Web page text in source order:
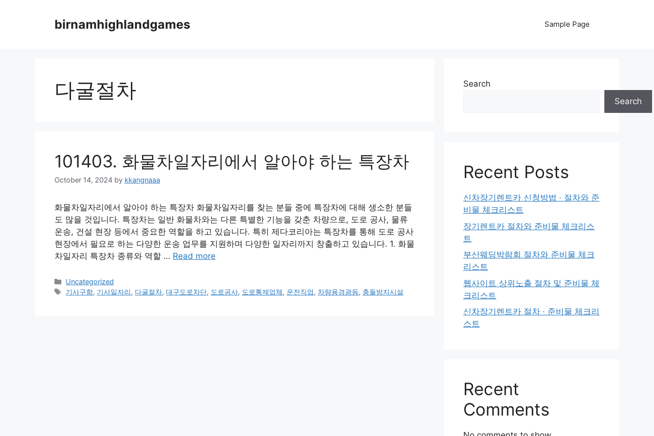
birnamhighlandgames Sample Page
다굴절차
101403. 화물차일자리에서 알아야 하는 특장차
October 14, 2024 by kkangnaaa
화물차일자리에서 알아야 하는 특장차 화물차일자리를 찾는 분들 중에 특장차에 대해 생소한 분들
도 많을 것입니다. 특장차는 일반 화물차와는 다른 특별한 기능을 갖춘 차량으로, 도로 공사, 물류
운송, 건설 현장 등에서 중요한 역할을 하고 있습니다. 특히 제다코리아는 특장차를 통해 도로 공사
현장에서 필요로 하는 다양한 운송 업무를 지원하며 다양한 일자리까지 창출하고 있습니다. 1. 화물
차일자리 특장차 종류와 역할 … Read more
Categories
Uncategorized
Tags
기사구함, 기사일자리, 다굴절차,대구도로차단, 도로공사, 도로통제업체, 운전직업, 차량용경광등, 충돌방지시설
Search
Search
Recent Posts
신차장기렌트카 신청방법 · 절차와 준
비물 체크리스트
장기렌트카 절차와 준비물 체크리스
트
부산웨딩박람회 절차와 준비물 체크
리스트
웹사이트 상위노출 절차 및 준비물 체
크리스트
신차장기렌트카 절차 · 준비물 체크리
스트
Recent
Comments